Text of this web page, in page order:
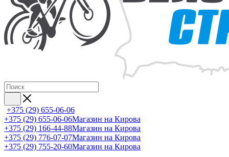
+375 (29) 655-06-06
+375 (29) 655-06-06Магазин на Кирова
+375 (29) 166-44-88Магазин на Кирова
+375 (29) 776-07-07Магазин на Кирова
+375 (29) 755-20-60Магазин на Кирова